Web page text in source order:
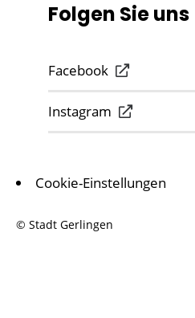
Folgen Sie uns
Facebook
Instagram
Cookie-Einstellungen
© Stadt Gerlingen